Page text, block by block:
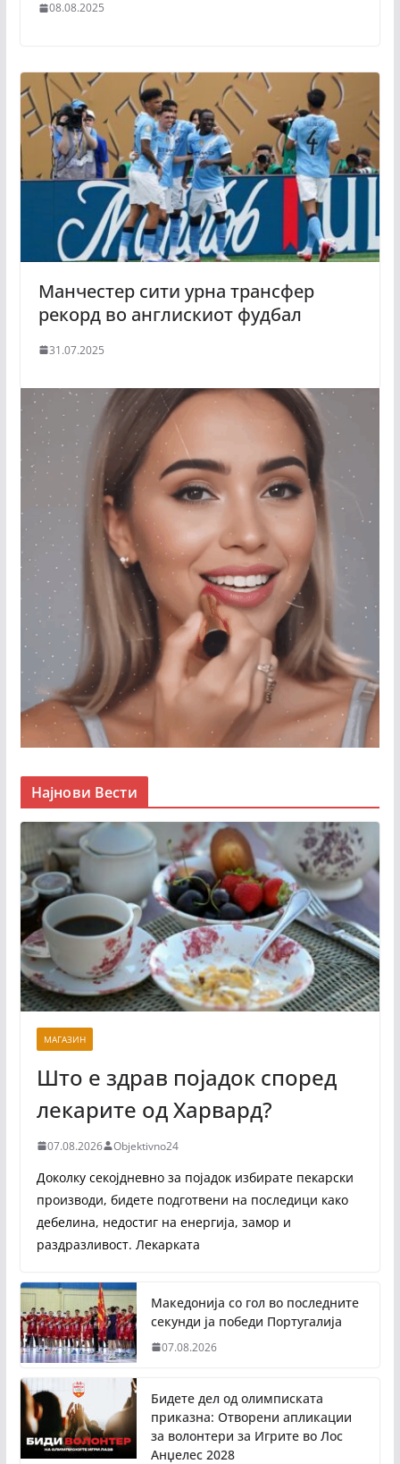
08.08.2025
Манчестер сити урна трансфер
рекорд во англискиот фудбал
31.07.2025
Најнови Вести
МАГАЗИН
Што е здрав појадок според
лекарите од Харвард?
07.08.2026 Objektivno24
Доколку секојдневно за појадок избирате пекарски
производи, бидете подготвени на последици како
дебелина, недостиг на енергија, замор и
раздразливост. Лекарката
Македонија со гол во последните
секунди ја победи Португалија
07.08.2026
Бидете дел од олимписката
приказна: Отворени апликации
за волонтери за Игрите во Лос
Анџелес 2028